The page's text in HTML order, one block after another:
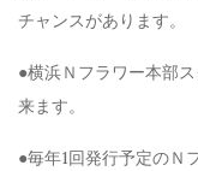
チャンスがあります。
●横浜Ｎフラワー本部
来ます。
●毎年1回発行予定のＮ